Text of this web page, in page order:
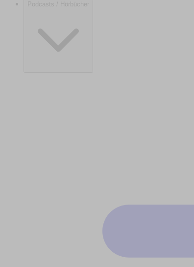
Podcasts / Hörbücher